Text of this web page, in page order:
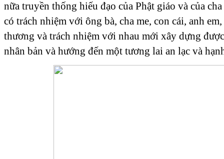
nữa truyền thống hiếu đạo của Phật giáo và của
có trách nhiệm với ông bà, cha me, con cái, anh
thương và trách nhiệm với nhau mới xây dựng
nhân bản và hướng đến một tương lai an lạc và